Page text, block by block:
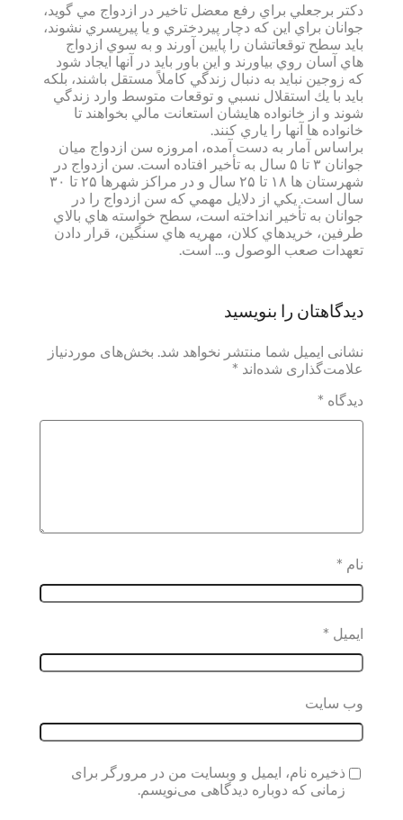
دكتر برجعلي براي رفع معضل تاخير در ازدواج مي گويد،
جوانان براي اين كه دچار پيردختري و يا پيرپسري نشوند،
بايد سطح توقعاتشان را پايين آورند و به سوي ازدواج
هاي آسان روي بياورند و اين باور بايد در آنها ايجاد شود
كه زوجين نبايد به دنبال زندگي كاملاً مستقل باشند، بلكه
بايد با يك استقلال نسبي و توقعات متوسط وارد زندگي
شوند و از خانواده هايشان استعانت مالي بخواهند تا
خانواده ها آنها را ياري كنند.
براساس آمار به دست آمده، امروزه سن ازدواج ميان
جوانان ۳ تا ۵ سال به تأخير افتاده است. سن ازدواج در
شهرستان ها ۱۸ تا ۲۵ سال و در مراكز شهرها ۲۵ تا ۳۰
سال است. يكي از دلايل مهمي كه سن ازدواج را در
جوانان به تأخير انداخته است، سطح خواسته هاي بالاي
طرفين، خريدهاي كلان، مهريه هاي سنگين، قرار دادن
تعهدات صعب الوصول و… است.
دیدگاهتان را بنویسید
نشانی ایمیل شما منتشر نخواهد شد. بخش‌های موردنیاز
علامت‌گذاری شده‌اند *
دیدگاه *
نام *
ایمیل *
وب‌ سایت
ذخیره نام، ایمیل و وبسایت من در مرورگر برای
زمانی که دوباره دیدگاهی می‌نویسم.